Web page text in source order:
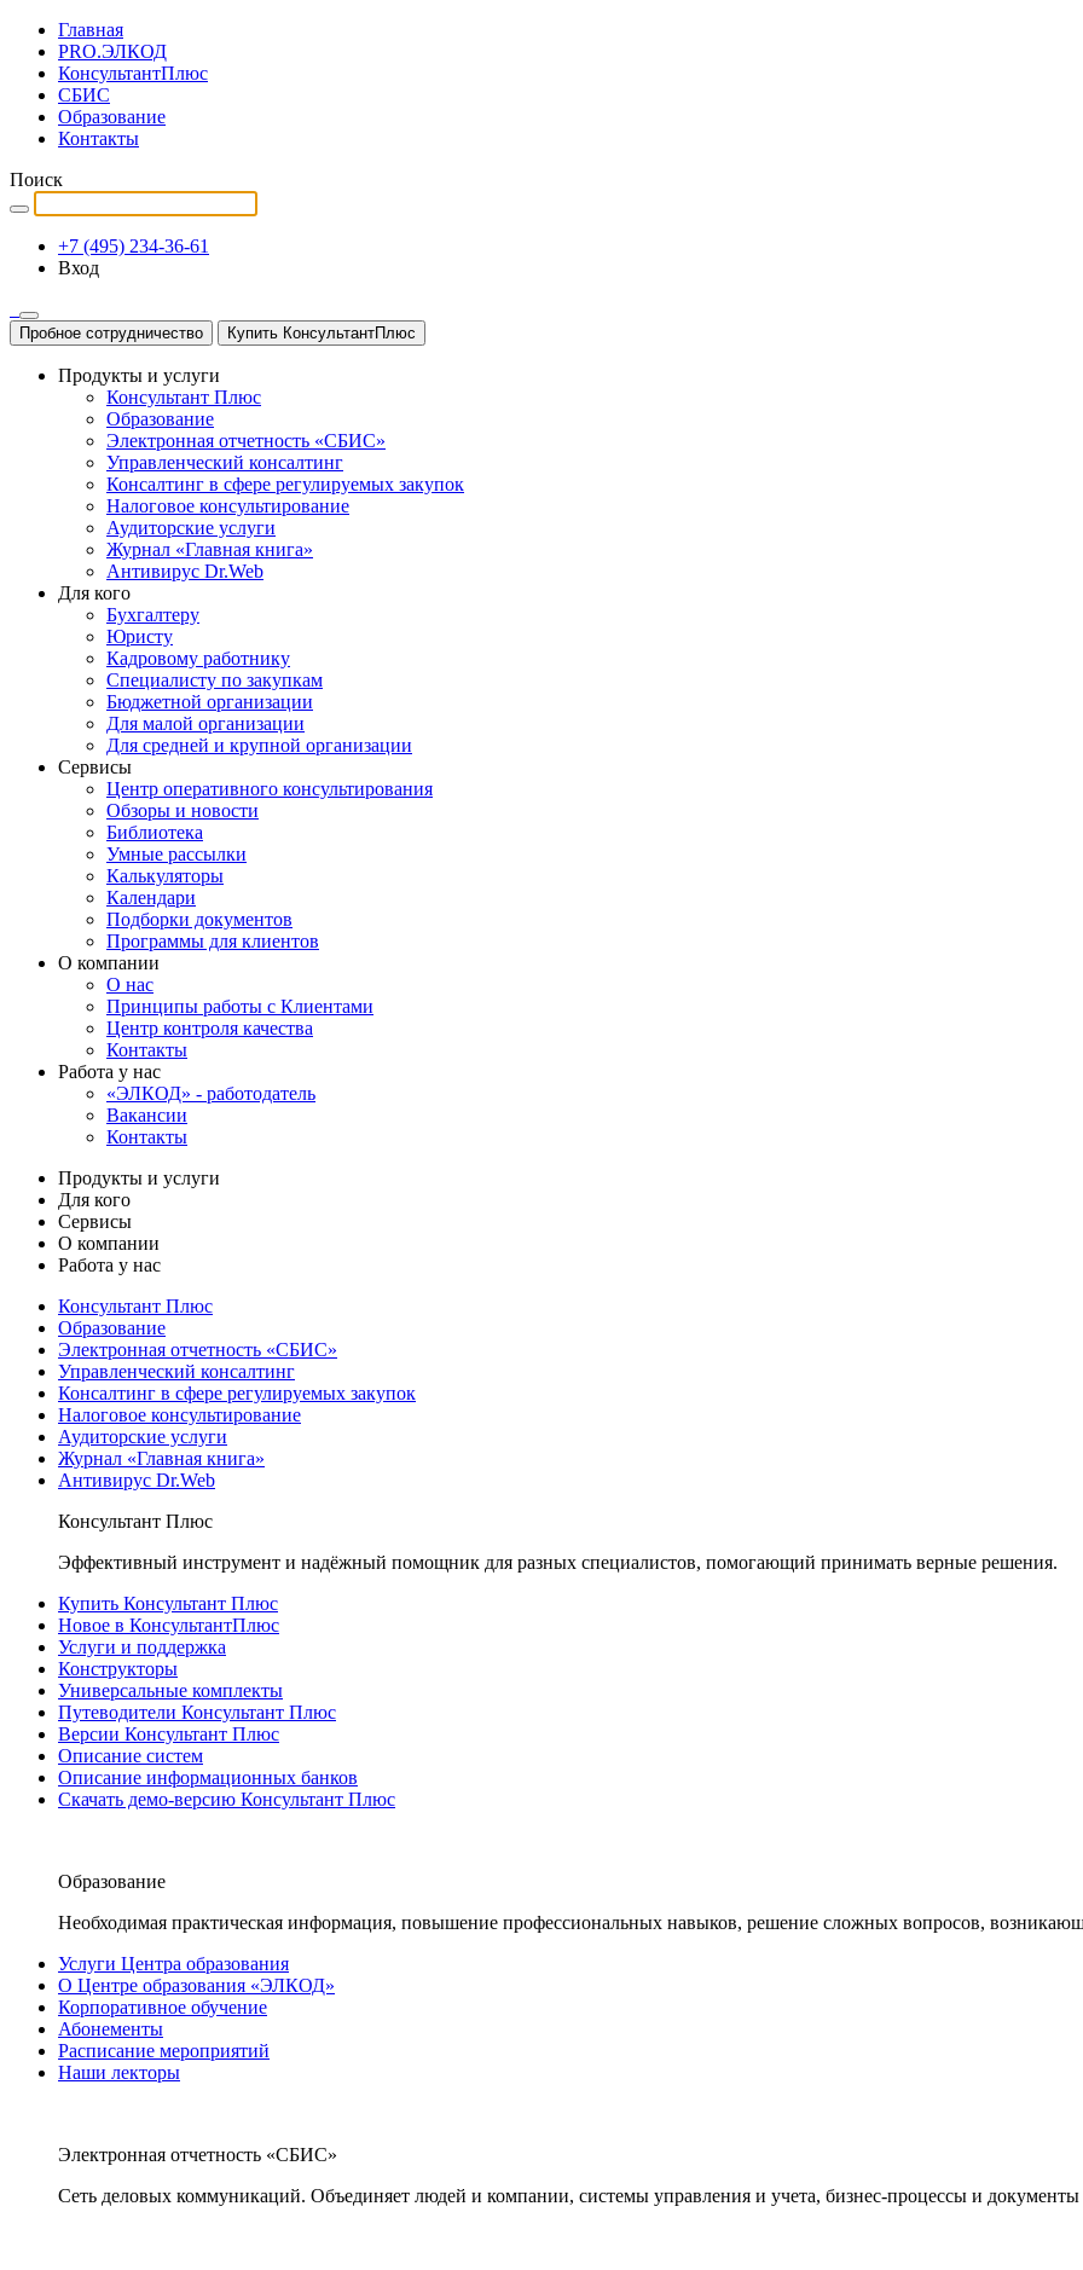
Главная
PRO.ЭЛКОД
КонсультантПлюс
СБИС
Образование
Контакты
Поиск
+7 (495) 234-36-61
Вход
Пробное сотрудничество Купить КонсультантПлюс
Продукты и услуги
Консультант Плюс
Образование
Электронная отчетность «СБИС»
Управленческий консалтинг
Консалтинг в сфере регулируемых закупок
Налоговое консультирование
Аудиторские услуги
Журнал «Главная книга»
Антивирус Dr.Web
Для кого
Бухгалтеру
Юристу
Кадровому работнику
Специалисту по закупкам
Бюджетной организации
Для малой организации
Для средней и крупной организации
Сервисы
Центр оперативного консультирования
Обзоры и новости
Библиотека
Умные рассылки
Калькуляторы
Календари
Подборки документов
Программы для клиентов
О компании
О нас
Принципы работы с Клиентами
Центр контроля качества
Контакты
Работа у нас
«ЭЛКОД» - работодатель
Вакансии
Контакты
Продукты и услуги
Для кого
Сервисы
О компании
Работа у нас
Консультант Плюс
Образование
Электронная отчетность «СБИС»
Управленческий консалтинг
Консалтинг в сфере регулируемых закупок
Налоговое консультирование
Аудиторские услуги
Журнал «Главная книга»
Антивирус Dr.Web
Консультант Плюс
Эффективный инструмент и надёжный помощник для разных специалистов, помогающий принимать верные решения.
Купить Консультант Плюс
Новое в КонсультантПлюс
Услуги и поддержка
Конструкторы
Универсальные комплекты
Путеводители Консультант Плюс
Версии Консультант Плюс
Описание систем
Описание информационных банков
Скачать демо-версию Консультант Плюс
Образование
Необходимая практическая информация, повышение профессиональных навыков, решение сложных вопросов,
Услуги Центра образования
О Центре образования «ЭЛКОД»
Корпоративное обучение
Абонементы
Расписание мероприятий
Наши лекторы
Электронная отчетность «СБИС»
Сеть деловых коммуникаций. Объединяет людей и компании, системы управления и учета, бизнес-процессы и документы